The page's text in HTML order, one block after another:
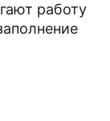
работу